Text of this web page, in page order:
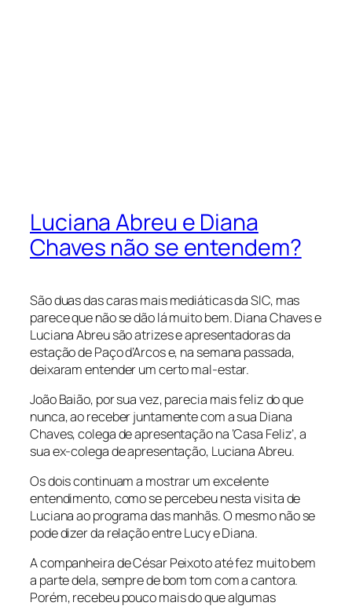
Luciana Abreu e Diana
Chaves não se entendem?
São duas das caras mais mediáticas da SIC, mas
parece que não se dão lá muito bem. Diana Chaves e
Luciana Abreu são atrizes e apresentadoras da
estação de Paço d’Arcos e, na semana passada,
deixaram entender um certo mal-estar.
João Baião, por sua vez, parecia mais feliz do que
nunca, ao receber juntamente com a sua Diana
Chaves, colega de apresentação na ‘Casa Feliz’, a
sua ex-colega de apresentação, Luciana Abreu.
Os dois continuam a mostrar um excelente
entendimento, como se percebeu nesta visita de
Luciana ao programa das manhãs. O mesmo não se
pode dizer da relação entre Lucy e Diana.
A companheira de César Peixoto até fez muito bem
a parte dela, sempre de bom tom com a cantora.
Porém, recebeu pouco mais do que algumas